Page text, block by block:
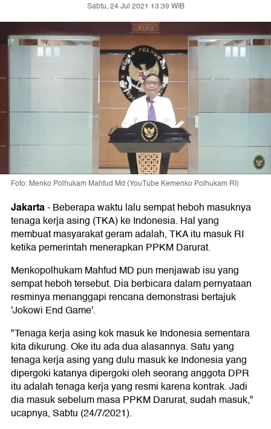
Sabtu, 24 Jul 2021 13:39 WIB
Foto: Menko Polhukam Mahfud Md (YouTube Kemenko Polhukam RI)
Jakarta-Beberapa waktu lalu sempat heboh masuknya
tenaga kerja asing (TKA) ke Indonesia. Hal yang
membuat masyarakat geram adalah, TKA itu masuk RI
ketika pemerintah menerapkan PPKM Darurat.
Menkopolhukam Mahfud MD pun menjawab isu yang
sempat heboh tersebut. Dia berbicara dalam pernyataan
resminya menanggapi rencana demonstrasi bertajuk
'Jokowi End Game'.
"Tenaga kerja asing kok masuk ke Indonesia sementara
kita dikurung. Oke itu ada dua alasannya. Satu yang
tenaga kerja asing yang dulu masuk ke Indonesia yang
dipergoki katanya dipergoki oleh seorang anggota DPR
itu adalah tenaga kerja yang resmi karena kontrak. Jadi
dia masuk sebelum masa PPKM Darurat, sudah masuk,"
ucapnya, Sabtu (24/7/2021).